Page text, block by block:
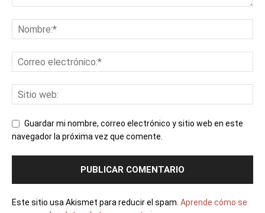
Guardar mi nombre, correo electrónico y sitio web en este
navegador la próxima vez que comente.
Este sitio usa Akismet para reducir el spam. Aprende cómo se